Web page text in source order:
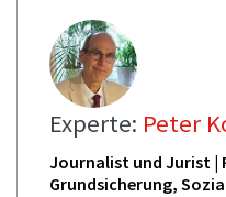
Experte: Peter
Journalist und Jurist |
Grundsicherung,